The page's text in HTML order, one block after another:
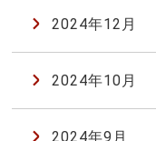
2024年12月
2024年10月
2024年9月